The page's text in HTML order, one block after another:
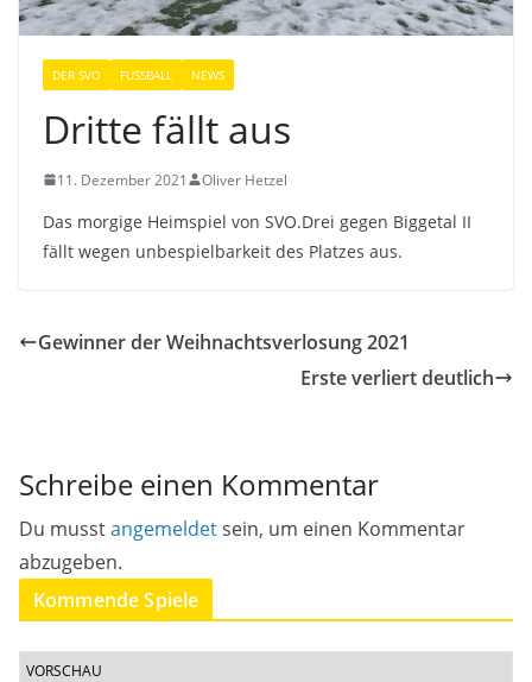
DER SVO FUSSBALL NEWS
Dritte fällt aus
11. Dezember 2021 Oliver Hetzel
Das morgige Heimspiel von SVO.Drei gegen Biggetal II
fällt wegen unbespielbarkeit des Platzes aus.
Gewinner der Weihnachtsverlosung 2021
Erste verliert deutlich
Schreibe einen Kommentar
Du musstangemeldetsein, um einen Kommentar
abzugeben.
Kommende Spiele
VORSCHAU